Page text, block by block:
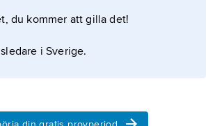
del Castillo var upphovsman
stabilitet. Han var starkt
Han dog skjuten av en
du kommer att gilla det!
i Sverige.